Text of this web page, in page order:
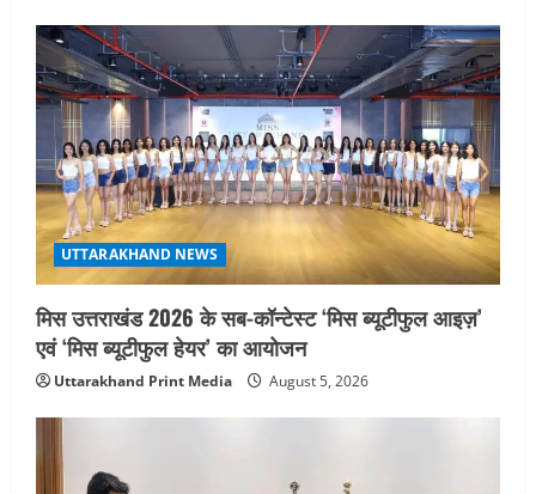
UTTARAKHAND NEWS
मिस उत्तराखंड 2026 के सब-कॉन्टेस्ट ‘मिस ब्यूटीफुल आइज़’
एवं ‘मिस ब्यूटीफुल हेयर’ का आयोजन
Uttarakhand Print Media August 5, 2026